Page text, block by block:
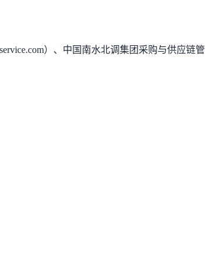
）、中国南水北调集团采购与供应链管